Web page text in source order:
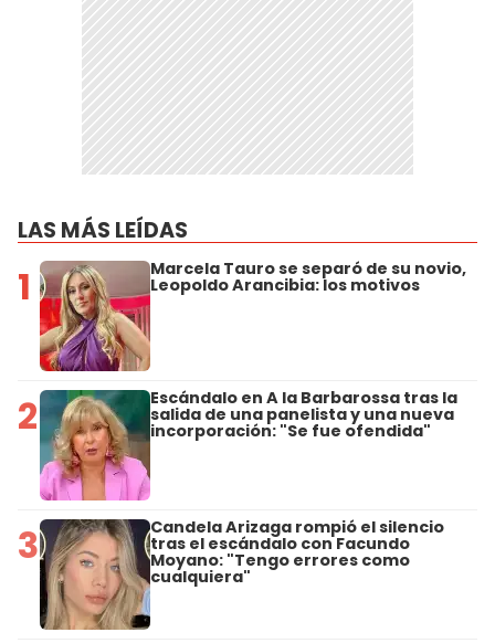
LAS MÁS LEÍDAS
1 Marcela Tauro se separó de su novio,
Leopoldo Arancibia: los motivos
2 Escándalo en A la Barbarossa tras la
salida de una panelista y una nueva
incorporación: "Se fue ofendida"
3 Candela Arizaga rompió el silencio
tras el escándalo con Facundo
Moyano: "Tengo errores como
cualquiera"